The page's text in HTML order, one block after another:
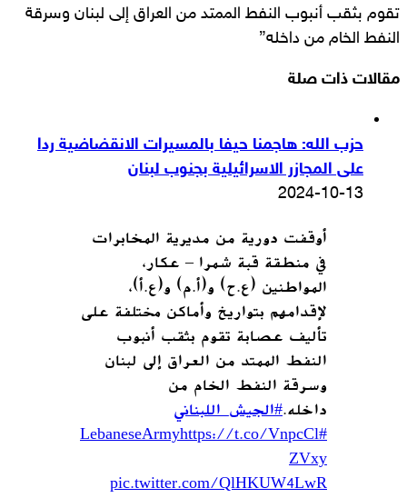
تقوم بثقب أنبوب النفط الممتد من العراق إلى لبنان وسرقة
النفط الخام من داخله”
مقالات ذات صلة
حزب الله: هاجمنا حيفا بالمسيرات الانقضاضية ردا
على المجازر الاسرائيلية بجنوب لبنان
2024-10-13
أوقفت دورية من مديرية المخابرات
في منطقة قبة شمرا – عكار،
المواطنين (ع.ح) و(أ.م) و(ع.أ)،
لإقدامهم بتواريخ وأماكن مختلفة على
تأليف عصابة تقوم بثقب أنبوب
النفط الممتد من العراق إلى لبنان
وسرقة النفط الخام من
داخله.#الجيش_اللبناني
#LebaneseArmy
https://t.co/VnpcCl
ZVxy
pic.twitter.com/QlHKUW4LwR